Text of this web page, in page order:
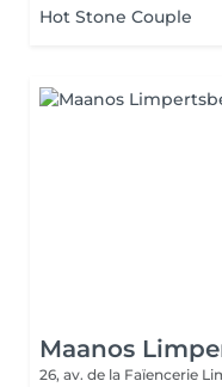
Hot Stone Couple
Maanos
26, av. de la Faïencerie